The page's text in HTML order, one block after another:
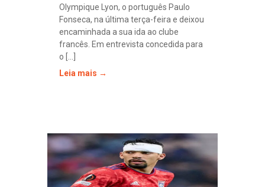
Olympique Lyon, o português Paulo
Fonseca, na última terça-feira e deixou
encaminhada a sua ida ao clube
francês. Em entrevista concedida para
o [...]
Leia mais →